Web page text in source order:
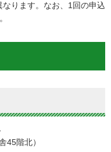
ります。なお、1回の申込
45階北）